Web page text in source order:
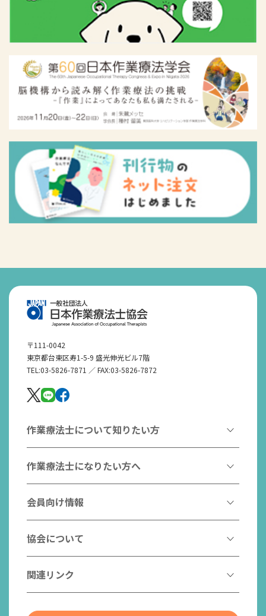
〒111-0042
東京都台東区寿1-5-9 盛光伸光ビル7階
TEL:03-5826-7871 ／ FAX:03-5826-7872
作業療法士について知りたい方
作業療法とは
作業療法士とは
はたらく作業療法士
作業療法士の支援を受ける
チームの中で活躍する作業療法士
作業療法士になりたい方へ
作業療法士になるには
作業療法士として活躍する先輩
こんなところで活躍！作業療法士
入会案内
会員向け情報
協会からのお知らせ
研修会一覧
日本作業療法学会
協会について
会長挨拶
社員名簿
関連リンク